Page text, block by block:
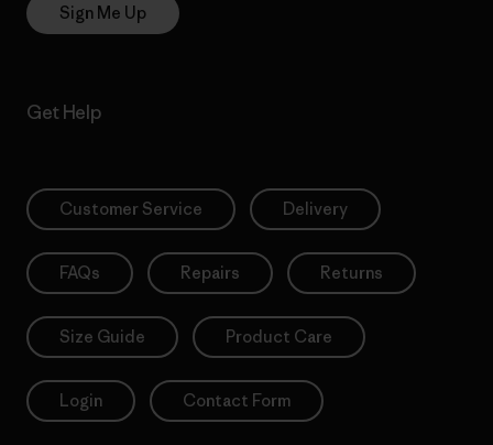
Sign Me Up
Get Help
Customer Service Delivery
FAQs Repairs Returns
Size Guide Product Care
Login Contact Form